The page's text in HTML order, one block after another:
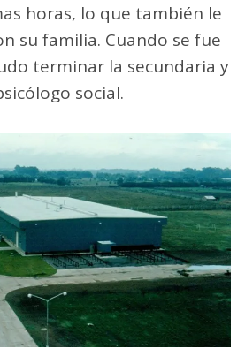
horas, lo que también le
su familia. Cuando se fue
terminar la secundaria y
social.